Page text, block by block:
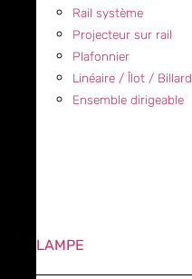
Rail système
Projecteur sur rail
Plafonnier
Linéaire / Îlot / Billard
Ensemble dirigeable
LAMPE